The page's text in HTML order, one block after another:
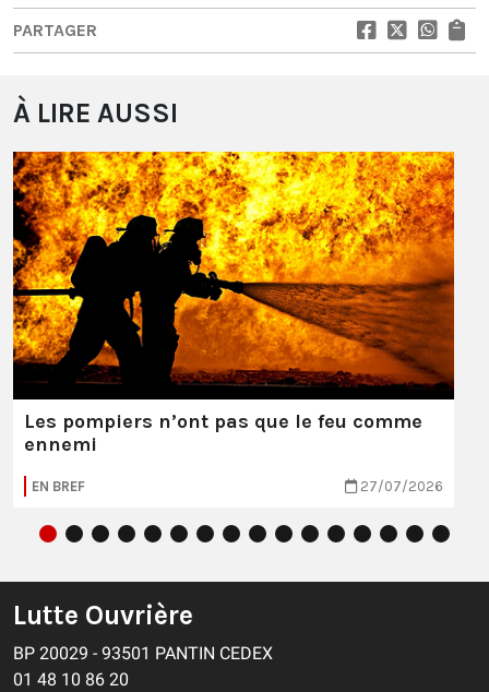
PARTAGER
À LIRE AUSSI
Les pompiers n’ont pas que le feu comme
ennemi
EN BREF 27/07/2026
Lutte Ouvrière
BP 20029 - 93501 PANTIN CEDEX
01 48 10 86 20